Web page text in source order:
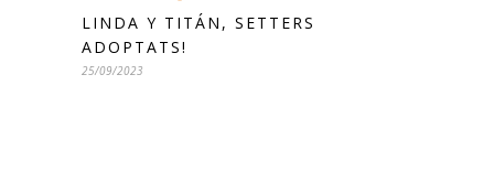
LINDA Y TITÁN, SETTERS
ADOPTATS!
25/09/2023